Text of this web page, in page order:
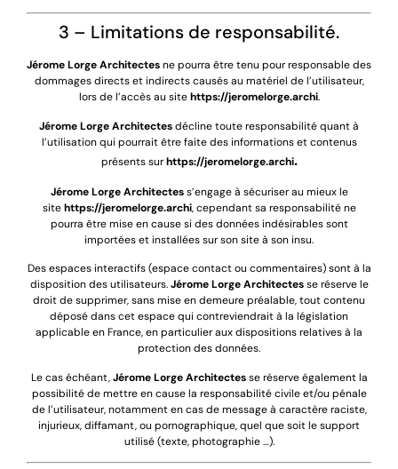
3 – Limitations de responsabilité.
Jérome Lorge Architectesne pourra être tenu pour responsable des
dommages directs et indirects causés au matériel de l’utilisateur,
lors de l’accès au site https://jeromelorge.archi.
Jérome Lorge Architectesdécline toute responsabilité quant à
l’utilisation qui pourrait être faite des informations et contenus
présents sur https://jeromelorge.archi.
Jérome Lorge Architectes s’engage à sécuriser au mieux le
site https://jeromelorge.archi, cependant sa responsabilité ne
pourra être mise en cause si des données indésirables sont
importées et installées sur son site à son insu.
Des espaces interactifs (espace contact ou commentaires) sont à la
disposition des utilisateurs. Jérome Lorge Architectes se réserve le
droit de supprimer, sans mise en demeure préalable, tout contenu
déposé dans cet espace qui contreviendrait à la législation
applicable en France, en particulier aux dispositions relatives à la
protection des données.
Le cas échéant, Jérome Lorge Architectes se réserve également la
possibilité de mettre en cause la responsabilité civile et/ou pénale
de l’utilisateur, notamment en cas de message à caractère raciste,
injurieux, diffamant, ou pornographique, quel que soit le support
utilisé (texte, photographie …).